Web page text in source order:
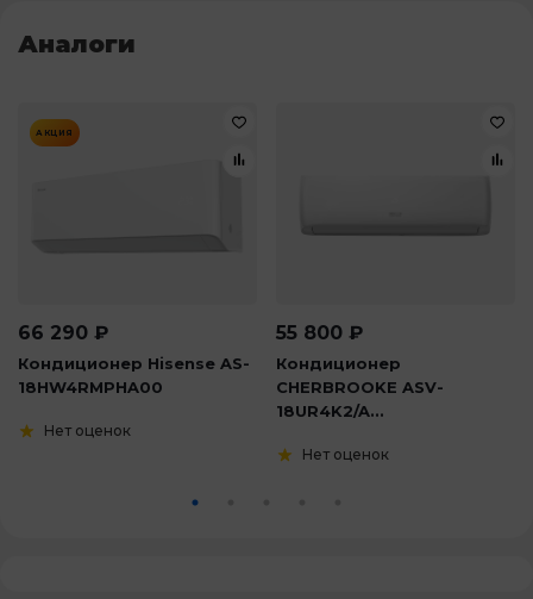
Аналоги
АКЦИЯ
66 290 ₽
Кондиционер Hisense AS-
18HW4RMPHA00
Нет оценок
55 800 ₽
Кондиционер
CHERBROOKE ASV-
18UR4K2/A...
Нет оценок